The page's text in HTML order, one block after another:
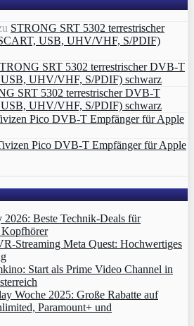
STRONG SRT 5302 terrestrischer
USB, UHV/VHF, S/PDIF)
SRT 5302 terrestrischer DVB-T
UHV/VHF, S/PDIF) schwarz
SRT 5302 terrestrischer DVB-T
UHV/VHF, S/PDIF) schwarz
Pico DVB-T Empfänger für Apple
Pico DVB-T Empfänger für Apple
2026: Beste Technik-Deals für
Kopfhörer
Meta Quest: Hochwertiges
Start als Prime Video Channel in
Woche 2025: Große Rabatte auf
Paramount+ und